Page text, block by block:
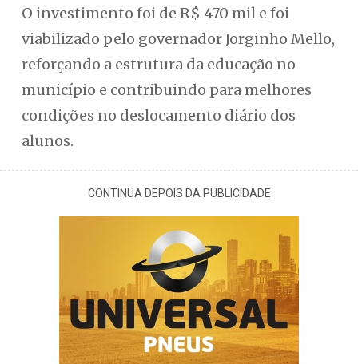
O investimento foi de R$ 470 mil e foi
viabilizado pelo governador Jorginho Mello,
reforçando a estrutura da educação no
município e contribuindo para melhores
condições no deslocamento diário dos
alunos.
CONTINUA DEPOIS DA PUBLICIDADE